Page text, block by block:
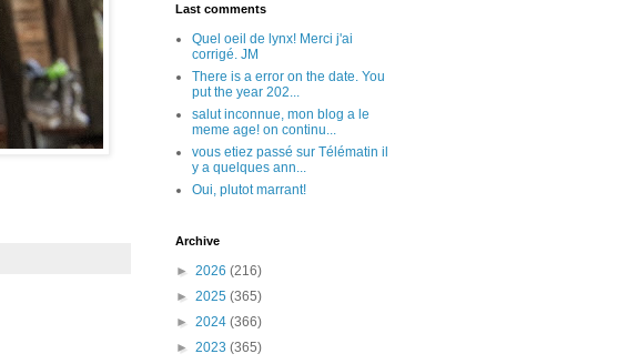
Last comments
Quel oeil de lynx! Merci j'ai
corrigé. JM
There is a error on the date. You
put the year 202...
salut inconnue, mon blog a le
meme age! on continu...
vous etiez passé sur Télématin il
y a quelques ann...
Oui, plutot marrant!
Archive
► 2026 (216)
► 2025 (365)
► 2024 (366)
► 2023 (365)